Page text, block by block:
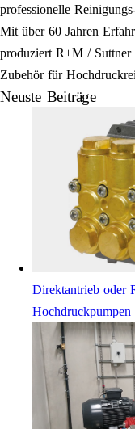
professionelle
Mit über 60 Jahren
produziert R+M / Suttner
Zubehör für
Neuste Beiträge
Direktantrieb oder
Hochdruckpumpen